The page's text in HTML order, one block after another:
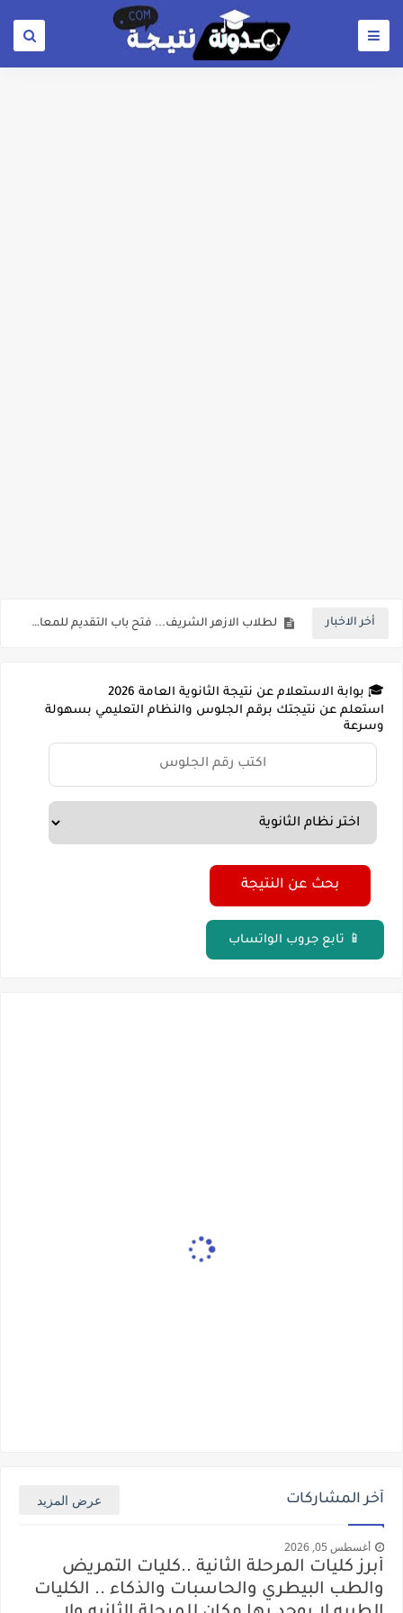
أخر الاخبار لطلاب الازهر الشريف... فتح باب التقديم للمعاهد الفنية للتمريض التابعة لجامعة الازهر الشريف بمحافظات القاهره الكبري والوجه البحري والقبلي للعام 2026-2027
قائمة بجميع المعاهد العليا المعتمده من قبل التعليم العالي " هندسية / تجارية / حاسبات / تمريض / سياحة وفنادق / زراعة / علوم صحية / لغات " للعام الجامعي 2026 /2027
انخفاض الحد الادني بكليات القمة والمرحلة الاولي للتنسيق يوم الاثنين القادم ..بداية تظلمات الثانوية العامة الكترونيا لمدة 15 يوم بداية من غدا
مؤشرات ..انطلاق المرحلة الاولي الاثنين المقبل والحد الادني علمي 89.5% وعلمي رياضة 87% والادبي 71% وانخفاض بدرجات القبول بكليات القمة عن العام الماضي
مؤشرات وتوقعات أولية.. انخفاض تنسيق المرحلة الأولى 1% عن العام الماضي وارتفاع تنسيق المرحلتين الثانية والثالثة 2%..انخفاض بدرجات القبول بكليات القمه عن العام الماضي
نتيجة الثانوية العامة ملف اكسل .. كشوف درجات طلاب الثانوية العامة 2026 جميع المدارس والمحافظات بالاسم ورقم الجلوس
🎓 بوابة الاستعلام عن نتيجة الثانوية العامة 2026
استعلم عن نتيجتك برقم الجلوس والنظام التعليمي بسهولة
وسرعة
بحث عن النتيجة
📱 تابع جروب الواتساب
آخر المشاركات عرض المزيد
أغسطس 05, 2026
أبرز كليات المرحلة الثانية ..كليات التمريض
والطب البيطري والحاسبات والذكاء .. الكليات